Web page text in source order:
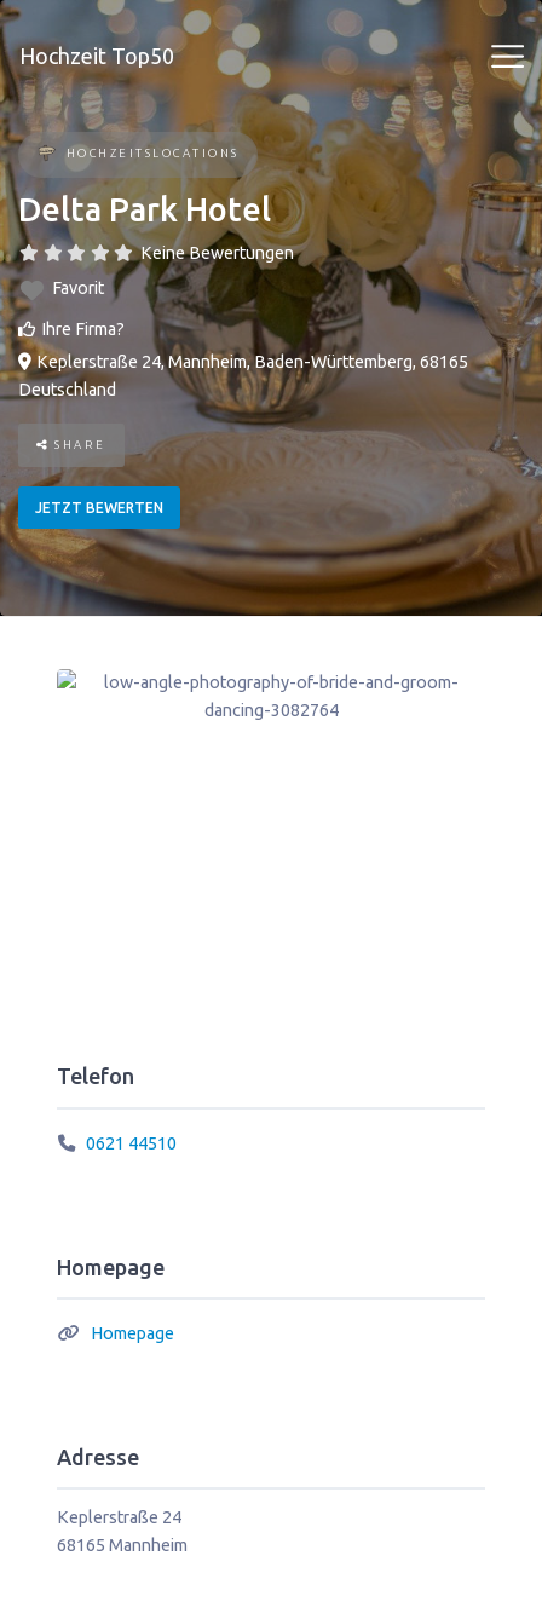
Hochzeit Top50
HOCHZEITSLOCATIONS
Delta Park Hotel
Keine Bewertungen
Favorit
Ihre Firma?
Keplerstraße 24,Mannheim,Baden-Württemberg, 68165
Deutschland
SHARE
JETZT BEWERTEN
Telefon
0621 44510
Homepage
Homepage
Adresse
Keplerstraße 24
68165 Mannheim